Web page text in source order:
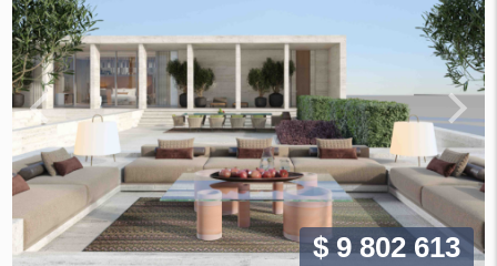
$ 9 802 613